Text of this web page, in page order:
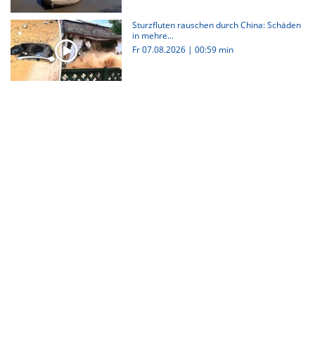
Sturzfluten rauschen durch China: Schäden
in mehre...
Fr 07.08.2026 | 00:59 min